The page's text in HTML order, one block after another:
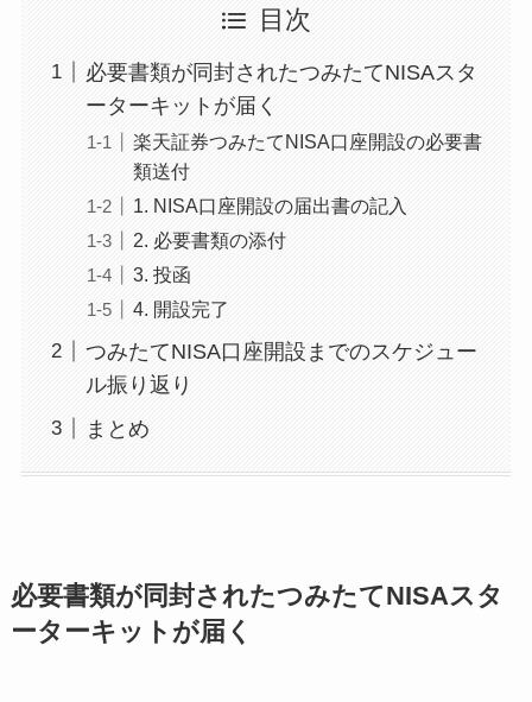
目次
必要書類が同封されたつみたてNISAスタ
ーターキットが届く
楽天証券つみたてNISA口座開設の必要書
類送付
1. NISA口座開設の届出書の記入
2. 必要書類の添付
3. 投函
4. 開設完了
つみたてNISA口座開設までのスケジュー
ル振り返り
まとめ
必要書類が同封されたつみたてNISAスタ
ーターキットが届く